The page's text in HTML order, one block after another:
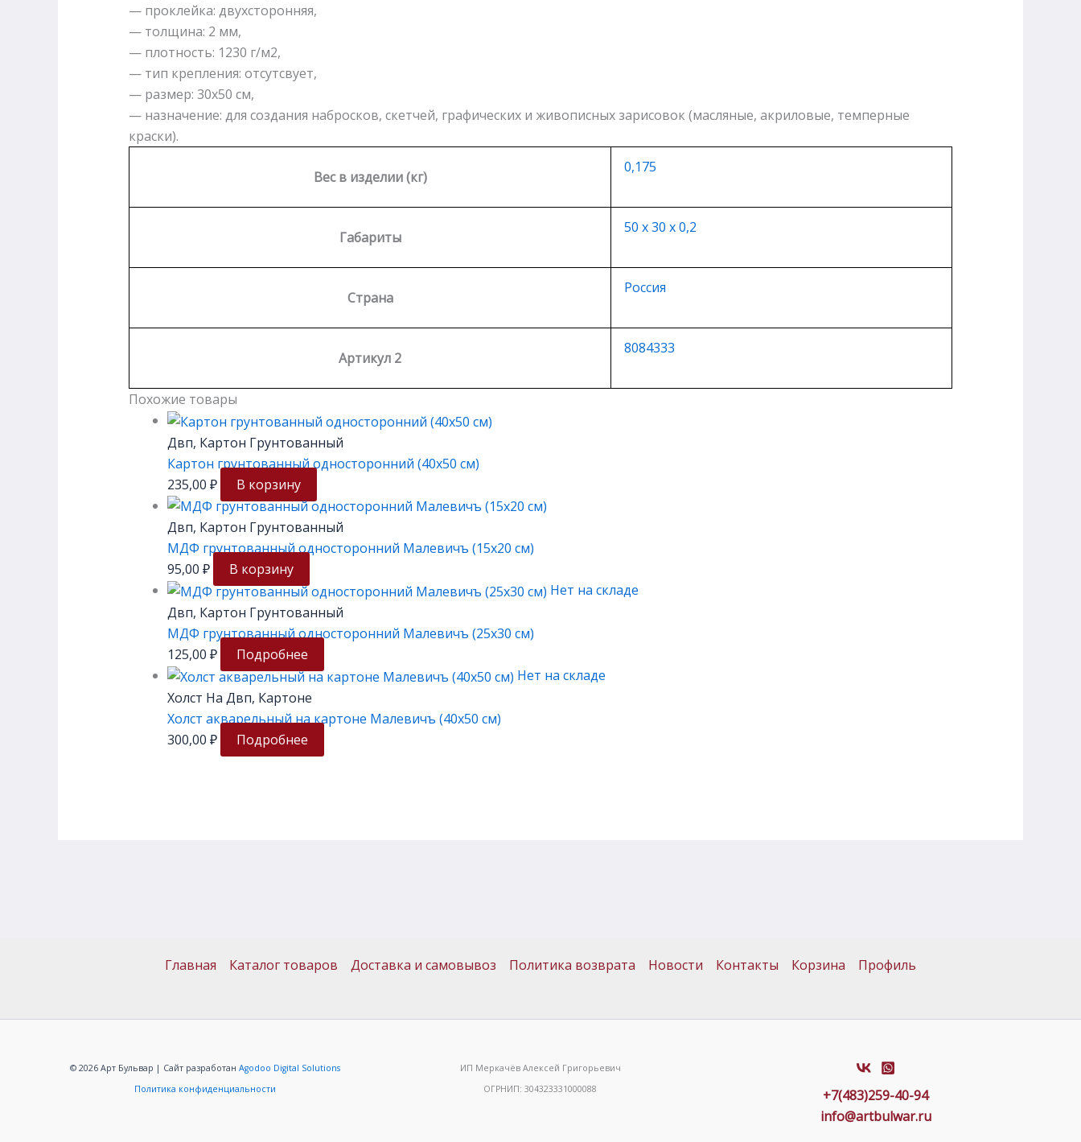
— проклейка: двухсторонняя,
— толщина: 2 мм,
— плотность: 1230 г/м2,
— тип крепления: отсутсвует,
— размер: 30х50 см,
— назначение: для создания набросков, скетчей, графических и живописных зарисовок (масляные, акриловые, темперные
краски).
Вес в изделии (кг)
0,175
Габариты
50 х 30 х 0,2
Страна
Россия
Артикул 2
8084333
Похожие товары
Двп, Картон Грунтованный
Картон грунтованный односторонний (40х50 см)
235,00 ₽ В корзину
Двп, Картон Грунтованный
МДФ грунтованный односторонний Малевичъ (15х20 см)
95,00 ₽
В корзину
Нет на складе
Двп, Картон Грунтованный
МДФ грунтованный односторонний Малевичъ (25х30 см)
125,00 ₽
Подробнее
Нет на складе
Холст На Двп, Картоне
Холст акварельный на картоне Малевичъ (40х50 см)
300,00 ₽ Подробнее
Главная Каталог товаров Доставка и самовывоз Политика возврата Новости Контакты Корзина Профиль
© 2026 Арт Бульвар | Сайт разработанAgodoo Digital Solutions
Политика конфиденциальности
ИП Меркачёв Алексей Григорьевич
ОГРНИП: 304323331000088
+7(483)259-40-94
info@artbulwar.ru